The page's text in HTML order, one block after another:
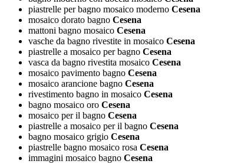
piastrelle per bagno mosaico moderno Cesena
mosaico dorato bagno Cesena
mattoni bagno mosaico Cesena
vasche da bagno rivestite in mosaico Cesena
piastrelle a mosaico per bagno Cesena
vasca da bagno rivestita mosaico Cesena
mosaico pavimento bagno Cesena
mosaico arancione bagno Cesena
rivestimento bagno in mosaico Cesena
bagno mosaico oro Cesena
mosaico per il bagno Cesena
piastrelle a mosaico per il bagno Cesena
bagno mosaico grigio Cesena
piastrelle bagno mosaico rosa Cesena
immagini mosaico bagno Cesena